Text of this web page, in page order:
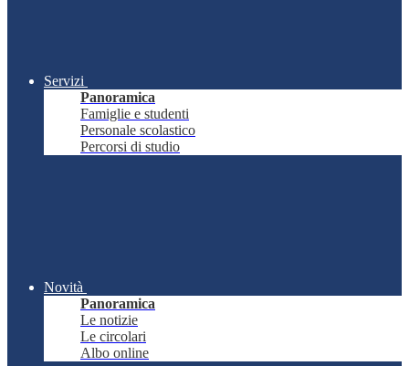
Servizi
Panoramica
Famiglie e studenti
Personale scolastico
Percorsi di studio
Novità
Panoramica
Le notizie
Le circolari
Albo online